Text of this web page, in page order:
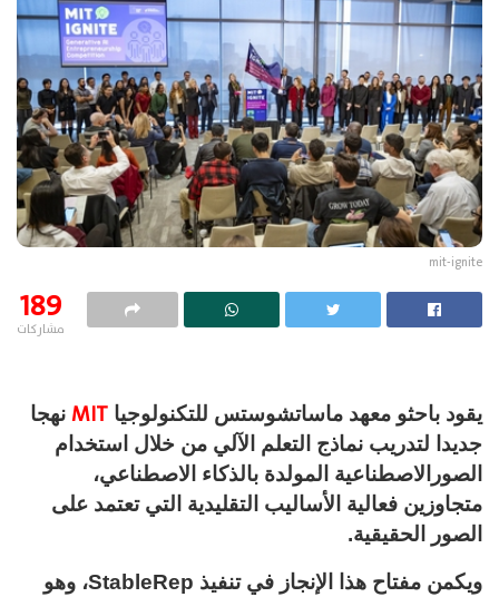
mit-ignite
189
مشاركات
يقود باحثو معهد ماساتشوستس للتكنولوجيا MIT نهجا
جديدا لتدريب نماذج التعلم الآلي من خلال استخدام
الصورالاصطناعية المولدة بالذكاء الاصطناعي،
متجاوزين فعالية الأساليب التقليدية التي تعتمد على
الصور الحقيقية.
ويكمن مفتاح هذا الإنجاز في تنفيذ StableRep، وهو